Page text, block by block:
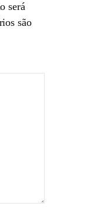
será
são